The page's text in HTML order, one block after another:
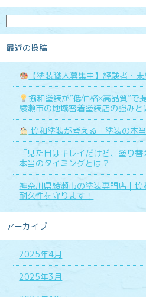
最近の投稿
【塗装職人募集中】経験者・
協和塗装が“低価格×高品質”で
綾瀬市の地域密着塗装店の強みと
協和塗装が考える「塗装の本
「見た目はキレイだけど、塗り
本当のタイミングとは？
神奈川県綾瀬市の塗装専門店｜
耐久性を守ります！
アーカイブ
2025年4月
2025年3月